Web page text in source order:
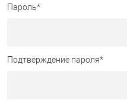
Пароль*
Подтверждение пароля*